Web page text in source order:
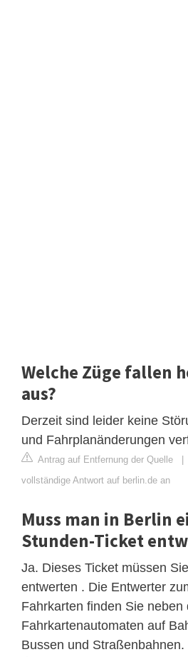
Welche Züge fallen
aus?
Derzeit sind leider keine
und Fahrplanänderungen
Antrag auf Entfernung der Quelle |
vollständige Antwort auf berlin.de an
Muss man in Berlin
Stunden-Ticket
Ja. Dieses Ticket müssen
entwerten . Die Entwerter
Fahrkarten finden Sie neben
Fahrkartenautomaten auf
Bussen und Straßenbahnen.